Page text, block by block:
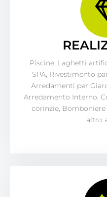
Piscine, Laghetti
SPA, Rivestimento
Arredamenti per
Arredamento Interno,
corinzie,
altro